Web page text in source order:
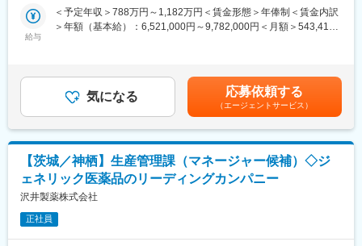
■フレックス勤務（コアタイム10～15時）が可能です。
■有給休暇の取得率は70％を超えており、しっかりお休みを取っ
【同社について】
国内／グローバル製薬会社から委託を受け、製造を行っていま
す。
世界各国でGMP認証を取得した国内唯一のCDMO専業メーカー
で、世界の市場におけるGMP動向に対応しており、グローバル展
開のサポートが可能です。治験薬製造のご要望は年々増加してお
り、フェーズの浅い小スケールから、最終フェーズの大スケール
まで柔軟に対応します。
変更の範囲：会社の定める業務
全体を俯瞰しながら事業運営に携わっていただきます。
少数精鋭組織のため裁量が大きく、経営層や社内外の関連部門と
社内外関連部門及びCMOと連携して、新規承継品の導入、生産能
力の増強をはじめとした下記業務をお任せします。
管理職候補として組織方針の立案及び会社への提案を行うと共
・新規承継品の評価と導入対応／原薬変更、サイト変更、生産能
力アップ
・生産工程改善、購入価格抑制、廃棄削減等による原価低減
・原価率・効率悪化製品の販売中止提案
・組織目標の設定、変革の推進、進捗管理とフィードバック
・チームワークと効果的なコミュニケーションの推進／目標達成
とリーダーシップの発揮
給与
＜予定年収＞788万円～1,182万円＜賃金形態＞年俸制＜賃金内訳
＞年額（基本給）：6,521,000円～9,782,000円＜月額＞543,416
が100％達成され且つ（2）個人評価で平均値(B)が達成された際に
2.5ヶ月分のインセンティブとなります■昇給年1回賃金はあくまで
も目安の金額であり、選考を通じて上下する可能性があります。
月給(月額)は固定手当を含めた表記です。
気になる 応募依頼する
（エージェントサービス）
【茨城／神栖】生産管理課（マネージャー候補）◇ジ
ェネリック医薬品のリーディングカンパニー
沢井製薬株式会社
正社員